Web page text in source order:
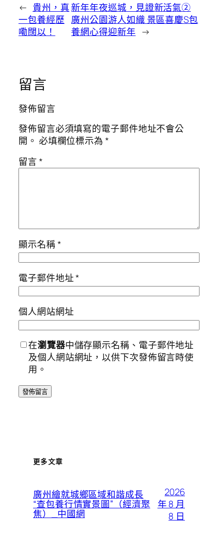
← 貴州，真
一包養經歷
嘞闊以！
新年年夜巡城，見證新活氣②
廣州公園游人如織 景區喜慶S包
養網心得迎新年 →
留言
發佈留言
發佈留言必須填寫的電子郵件地址不會公
開。 必填欄位標示為*
留言*
顯示名稱*
電子郵件地址*
個人網站網址
在瀏覽器中儲存顯示名稱、電子郵件地址
及個人網站網址，以供下次發佈留言時使
用。
更多文章
廣州繪就城鄉區域和諧成長
“查包養行情實景圖”（經濟聚
焦）_中國網
2026
年 8 月
8 日